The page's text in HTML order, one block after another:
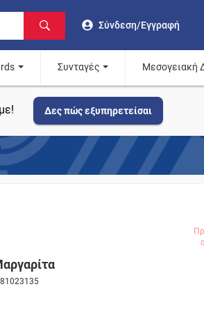
Σύνδεση/Εγγραφή
Συνταγές Μεσογειακή
Δες πώς εξυπηρετείσαι